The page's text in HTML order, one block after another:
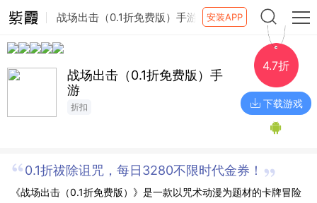
战场出击（0.1折免费版）手游 安装APP
战场出击（0.1折免费版）手
游
折扣
4.7折
下载游戏
0.1折祓除诅咒，每日3280不限时代金券！
《战场出击（0.1折免费版）》是一款以咒术动漫为题材的卡牌冒险